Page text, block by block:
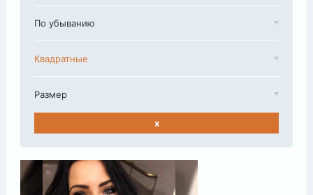
По убыванию
Квадратные
Размер
x